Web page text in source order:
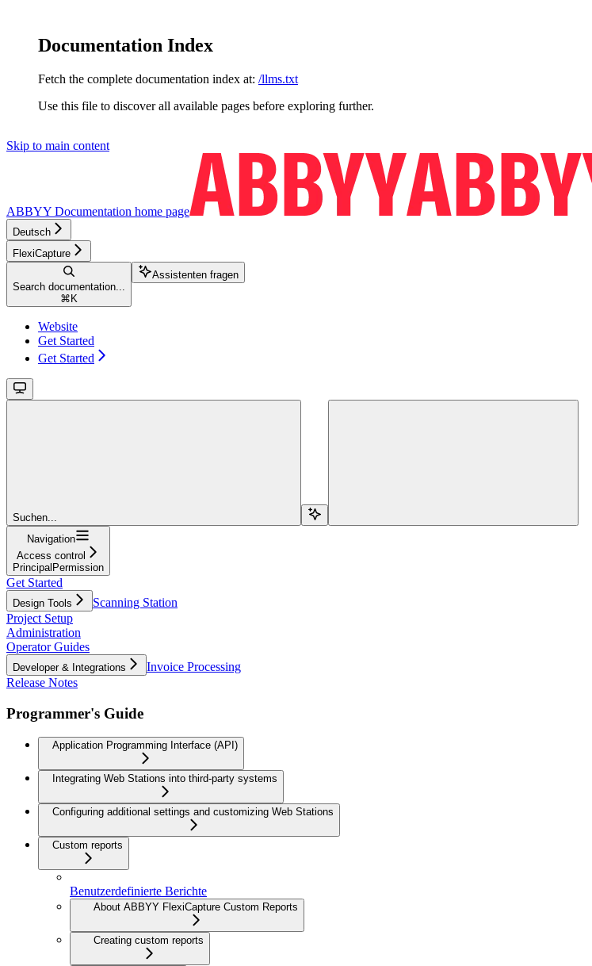
Documentation Index
Fetch the complete documentation index at: /llms.txt
Use this file to discover all available pages before exploring further.
Skip to main content
ABBYY Documentation home page
Deutsch
FlexiCapture
Search documentation...
⌘ K
Assistenten fragen
Website
Get Started
Get Started
Suchen...
Navigation
Access control
PrincipalPermission
Get Started
Design Tools
Scanning Station
Project Setup
Administration
Operator Guides
Developer & Integrations
Invoice Processing
Release Notes
Programmer's Guide
Application Programming Interface (API)
Integrating Web Stations into third-party systems
Configuring additional settings and customizing Web Stations
Custom reports
Benutzerdefinierte Berichte
About ABBYY FlexiCapture Custom Reports
Creating custom reports